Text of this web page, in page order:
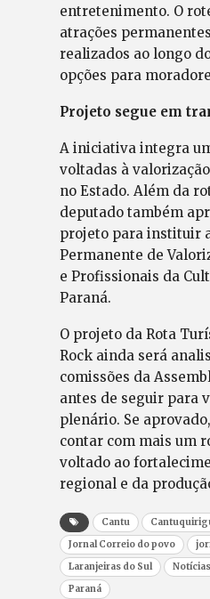
entretenimento. O
atrações
realizados ao longo
opções para
Projeto segue em
A iniciativa integra
voltadas à
no Estado. Além da
deputado também
projeto para instituir
Permanente de
e Profissionais da
Paraná.
O projeto da Rota
Rock ainda será
comissões da
antes de seguir para
plenário. Se
contar com mais um
voltado ao
regional e da
Cantu
Jornal Correio do povo
Laranjeiras do Sul
Notícias
Paraná